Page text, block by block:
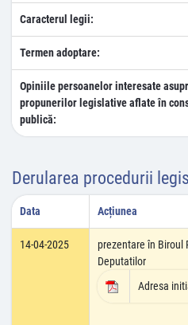
Caracterul legii:
Termen adoptare:
Opiniile persoanelor interesate
propunerilor legislative aflate în
publică:
Derularea procedurii
Data Acțiunea
14-04-2025
prezentare în Biroul
Deputatilor
Adresa